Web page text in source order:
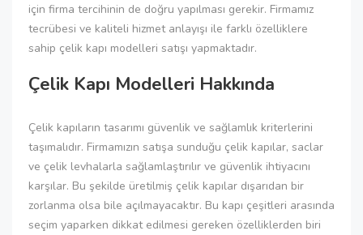
için firma tercihinin de doğru yapılması gerekir. Firmamız
tecrübesi ve kaliteli hizmet anlayışı ile farklı özelliklere
sahip çelik kapı modelleri satışı yapmaktadır.
Çelik Kapı Modelleri Hakkında
Çelik kapıların tasarımı güvenlik ve sağlamlık kriterlerini
taşımalıdır. Firmamızın satışa sunduğu çelik kapılar, saclar
ve çelik levhalarla sağlamlaştırılır ve güvenlik ihtiyacını
karşılar. Bu şekilde üretilmiş çelik kapılar dışarıdan bir
zorlanma olsa bile açılmayacaktır. Bu kapı çeşitleri arasında
seçim yaparken dikkat edilmesi gereken özelliklerden biri